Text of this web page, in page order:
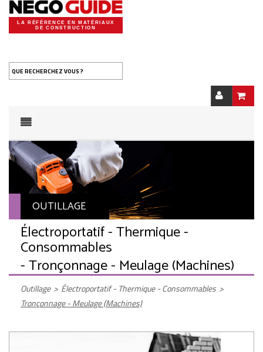
LA RÉFÉRENCE EN MATÉRIAUX
DE CONSTRUCTION
QUE RECHERCHEZ VOUS ?
OUTILLAGE
Électroportatif - Thermique -
Consommables
- Tronçonnage - Meulage (Machines)
Outillage > Électroportatif - Thermique - Consommables >
Tronçonnage - Meulage (Machines)